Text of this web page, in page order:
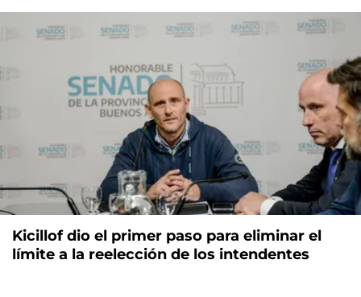
Kicillof dio el primer paso para eliminar el
límite a la reelección de los intendentes